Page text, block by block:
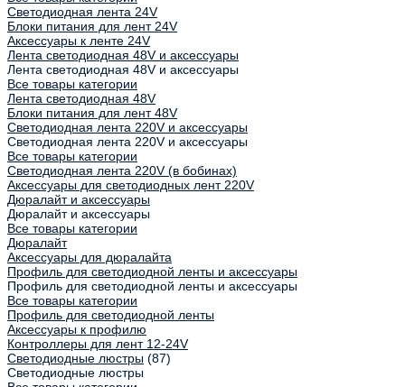
Светодиодная лента 24V
Блоки питания для лент 24V
Аксессуары к ленте 24V
Лента светодиодная 48V и аксессуары
Лента светодиодная 48V и аксессуары
Все товары категории
Лента светодиодная 48V
Блоки питания для лент 48V
Светодиодная лента 220V и аксессуары
Светодиодная лента 220V и аксессуары
Все товары категории
Светодиодная лента 220V (в бобинах)
Аксессуары для светодиодных лент 220V
Дюралайт и аксессуары
Дюралайт и аксессуары
Все товары категории
Дюралайт
Аксессуары для дюралайта
Профиль для светодиодной ленты и аксессуары
Профиль для светодиодной ленты и аксессуары
Все товары категории
Профиль для светодиодной ленты
Аксессуары к профилю
Контроллеры для лент 12-24V
Светодиодные люстры (87)
Светодиодные люстры